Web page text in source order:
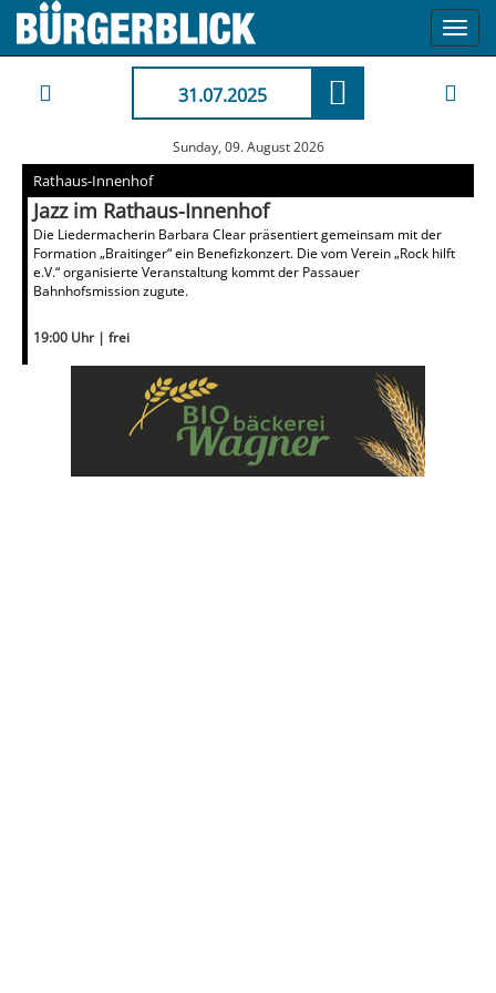
31.07.2025
Sunday, 09. August 2026
Rathaus-Innenhof
Jazz im Rathaus-Innenhof
Die Liedermacherin Barbara Clear präsentiert gemeinsam mit der
Formation „Braitinger“ ein Benefizkonzert. Die vom Verein „Rock hilft
e.V.“ organisierte Veranstaltung kommt der Passauer
Bahnhofsmission zugute.
19:00 Uhr | frei